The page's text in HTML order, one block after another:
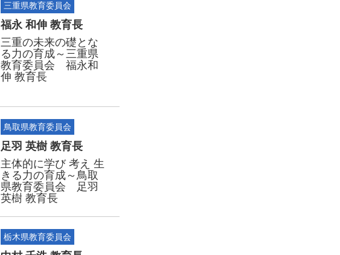
三重県教育委員会
福永 和伸 教育長
三重の未来の礎とな
る力の育成～三重県
教育委員会 福永和
伸 教育長
鳥取県教育委員会
足羽 英樹 教育長
主体的に学び 考え 生
きる力の育成～鳥取
県教育委員会 足羽
英樹 教育長
栃木県教育委員会